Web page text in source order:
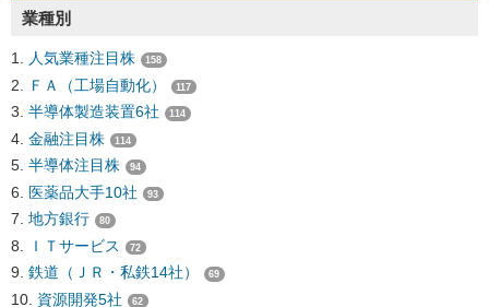
業種別
人気業種注目株 158
ＦＡ（工場自動化） 117
半導体製造装置6社 114
金融注目株 114
半導体注目株 94
医薬品大手10社 93
地方銀行 80
ＩＴサービス 72
鉄道（ＪＲ・私鉄14社） 69
資源開発5社 62